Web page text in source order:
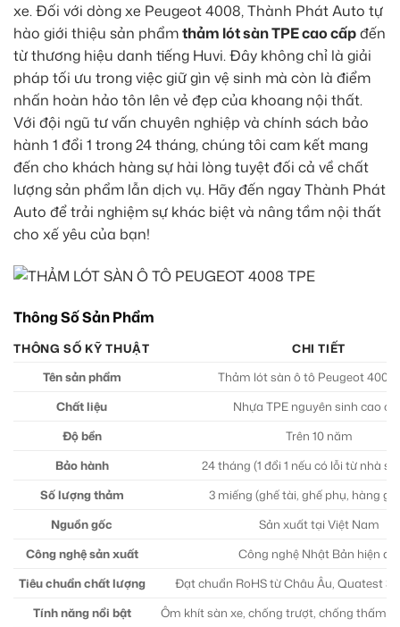
xe. Đối với dòng xe Peugeot 4008, Thành Phát Auto tự
hào giới thiệu sản phẩmthảm lót sàn TPE cao cấpđến
từ thương hiệu danh tiếng Huvi. Đây không chỉ là giải
pháp tối ưu trong việc giữ gìn vệ sinh mà còn là điểm
nhấn hoàn hảo tôn lên vẻ đẹp của khoang nội thất.
Với đội ngũ tư vấn chuyên nghiệp và chính sách bảo
hành 1 đổi 1 trong 24 tháng, chúng tôi cam kết mang
đến cho khách hàng sự hài lòng tuyệt đối cả về chất
lượng sản phẩm lẫn dịch vụ. Hãy đến ngay Thành Phát
Auto để trải nghiệm sự khác biệt và nâng tầm nội thất
cho xế yêu của bạn!
Thông Số Sản Phẩm
THÔNG SỐ KỸ THUẬT
CHI TIẾT
Tên sản phẩm
Thảm lót sàn ô tô Peugeot 4008
Chất liệu
Nhựa TPE nguyên sinh cao
Độ bền
Trên 10 năm
Bảo hành
24 tháng (1 đổi 1 nếu có lỗi từ nhà
Số lượng thảm
3 miếng (ghế tài, ghế phụ, hàng
Nguồn gốc
Sản xuất tại Việt Nam
Công nghệ sản xuất
Công nghệ Nhật Bản hiện đại
Tiêu chuẩn chất lượng
Đạt chuẩn RoHS từ Châu Âu, Quatest 3
Tính năng nổi bật
Ôm khít sàn xe, chống trượt, chống thấm